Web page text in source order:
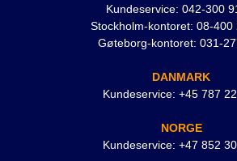
Kundeservice: 042-300
Stockholm-kontoret: 08-400
Gøteborg-kontoret: 031-
DANMARK
Kundeservice: +45 787
NORGE
Kundeservice: +47 852